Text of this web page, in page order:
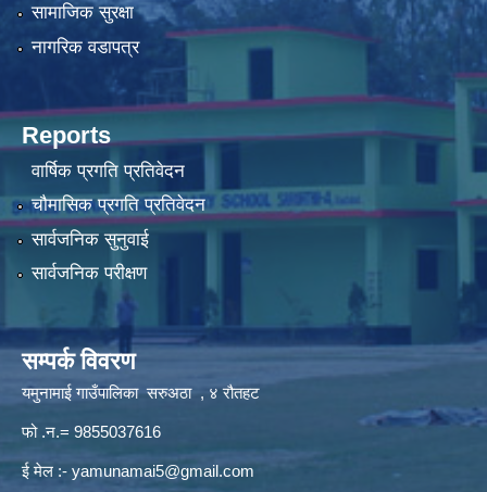
सामाजिक सुरक्षा
नागरिक वडापत्र
Reports
वार्षिक प्रगति प्रतिवेदन
चौमासिक प्रगति प्रतिवेदन
सार्वजनिक सुनुवाई
सार्वजनिक परीक्षण
सम्पर्क विवरण
यमुनामाई गाउँपालिका सरुअठा , ४ रौतहट
फो .न.= 9855037616
ई मेल :- yamunamai5@gmail.com